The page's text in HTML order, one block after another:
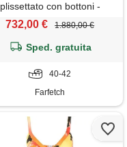
plissettato con bottoni -
arancione
732,00 € 1.880,00 €
Sped. gratuita
40-42
Farfetch